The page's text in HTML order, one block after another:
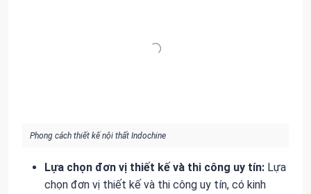
Phong cách thiết kế nội thất Indochine
Lựa chọn đơn vị thiết kế và thi công uy tín: Lựa
chọn đơn vị thiết kế và thi công uy tín, có kinh